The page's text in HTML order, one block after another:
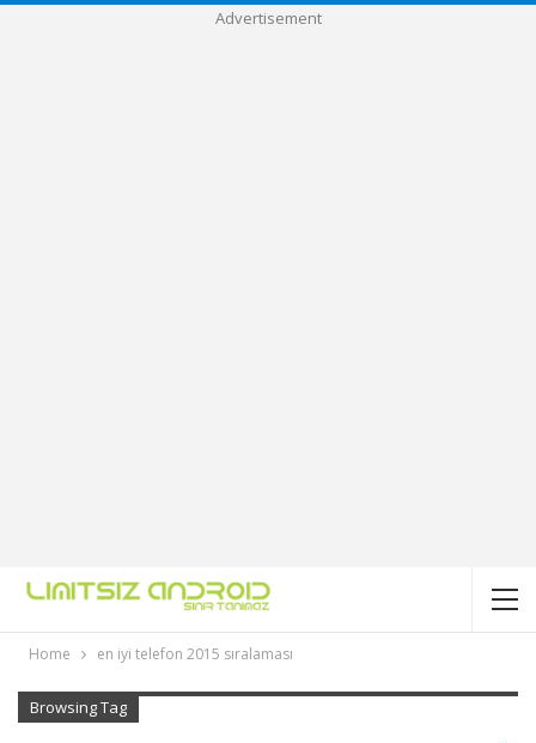
Advertisement
Home en iyi telefon 2015 sıralaması
Browsing Tag